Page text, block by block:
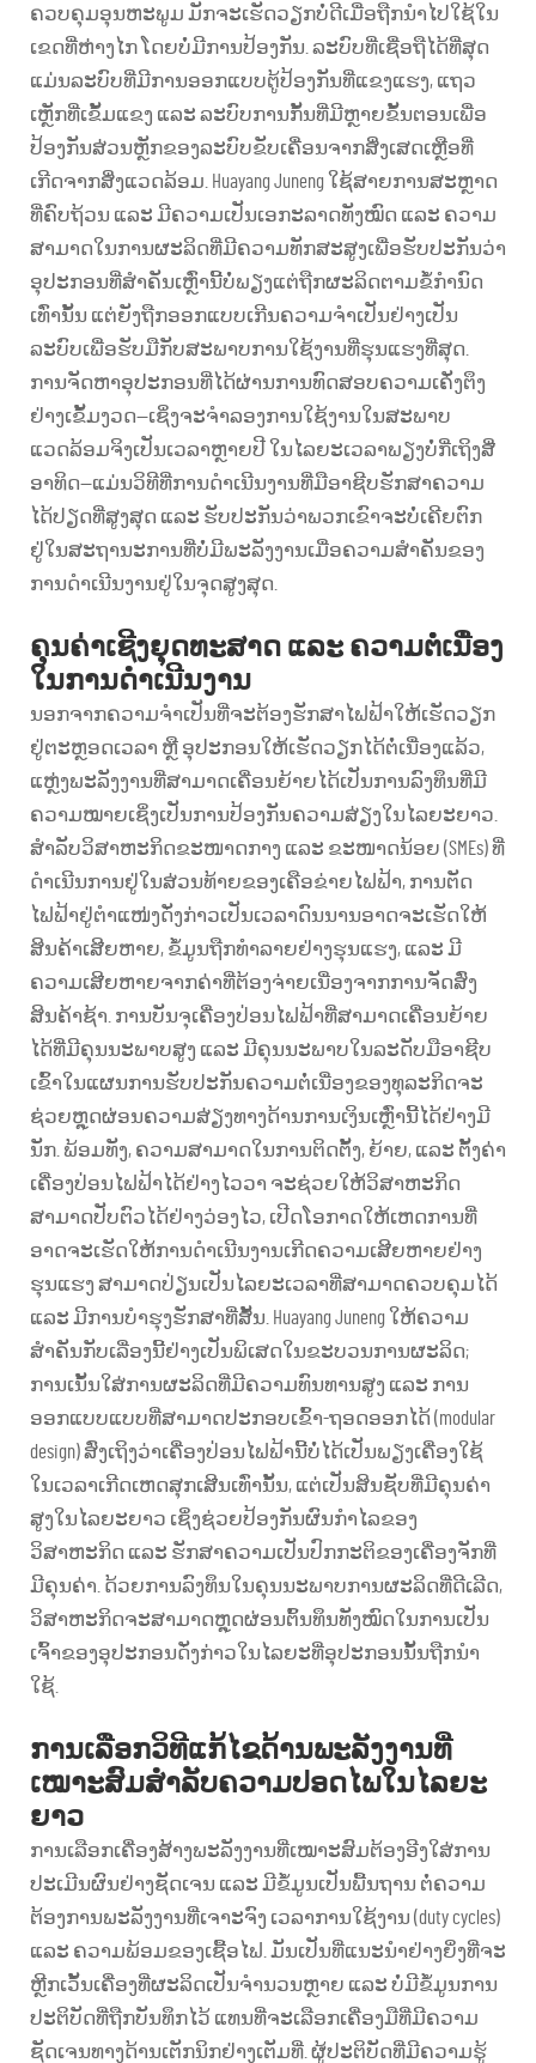
ຄວບຄຸມອຸນຫະພູມ ມັກຈະເຮັດວຽກບໍ່ດີເມື່ອຖືກນຳໄປໃຊ້ໃນ
ເຂດທີ່ຫ່າງໄກ ໂດຍບໍ່ມີການປ້ອງກັນ. ລະບົບທີ່ເຊື່ອຖືໄດ້ທີ່ສຸດ
ແມ່ນລະບົບທີ່ມີການອອກແບບຕູ້ປ້ອງກັນທີ່ແຂງແຮງ, ແຖວ
ເຫຼັກທີ່ເຂັ້ມແຂງ ແລະ ລະບົບການກັ້ນທີ່ມີຫຼາຍຂັ້ນຕອນເພື່ອ
ປ້ອງກັນສ່ວນຫຼັກຂອງລະບົບຂັບເຄື່ອນຈາກສິ່ງເສດເຫຼືອທີ່
ເກີດຈາກສິ່ງແວດລ້ອມ. Huayang Juneng ໃຊ້ສາຍການສະຫຼາດ
ທີ່ຄົບຖ້ວນ ແລະ ມີຄວາມເປັນເອກະລາດທັງໝົດ ແລະ ຄວາມ
ສາມາດໃນການຜະລິດທີ່ມີຄວາມທັກສະສູງເພື່ອຮັບປະກັນວ່າ
ອຸປະກອນທີ່ສຳຄັນເຫຼົ່ານີ້ບໍ່ພຽງແຕ່ຖືກຜະລິດຕາມຂໍ້ກຳນົດ
ເທົ່ານັ້ນ ແຕ່ຍັງຖືກອອກແບບເກີນຄວາມຈຳເປັນຢ່າງເປັນ
ລະບົບເພື່ອຮັບມືກັບສະພາບການໃຊ້ງານທີ່ຮຸນແຮງທີ່ສຸດ.
ການຈັດຫາອຸປະກອນທີ່ໄດ້ຜ່ານການທົດສອບຄວາມເຄັ່ງຕຶງ
ຢ່າງເຂັ້ມງວດ—ເຊິ່ງຈະຈຳລອງການໃຊ້ງານໃນສະພາບ
ແວດລ້ອມຈິງເປັນເວລາຫຼາຍປີ ໃນໄລຍະເວລາພຽງບໍ່ກີ່ເຖິງສີ່
ອາທິດ—ແມ່ນວິທີທີ່ການດຳເນີນງານທີ່ມືອາຊີບຮັກສາຄວາມ
ໄດ້ປຽດທີ່ສູງສຸດ ແລະ ຮັບປະກັນວ່າພວກເຂົາຈະບໍ່ເຄີຍຕົກ
ຢູ່ໃນສະຖານະການທີ່ບໍ່ມີພະລັງງານເມື່ອຄວາມສຳຄັນຂອງ
ການດຳເນີນງານຢູ່ໃນຈຸດສູງສຸດ.
ຄຸນຄ່າເຊີງຍຸດທະສາດ ແລະ ຄວາມຕໍ່ເນື່ອງ
ໃນການດຳເນີນງານ
ນອກຈາກຄວາມຈຳເປັນທີ່ຈະຕ້ອງຮັກສາໄຟຟ້າໃຫ້ເຮັດວຽກ
ຢູ່ຕະຫຼອດເວລາ ຫຼື ອຸປະກອນໃຫ້ເຮັດວຽກໄດ້ຕໍ່ເນື່ອງແລ້ວ,
ແຫຼ່ງພະລັງງານທີ່ສາມາດເຄື່ອນຍ້າຍໄດ້ເປັນການລົງທຶນທີ່ມີ
ຄວາມໝາຍເຊິ່ງເປັນການປ້ອງກັນຄວາມສ່ຽງໃນໄລຍະຍາວ.
ສຳລັບວິສາຫະກິດຂະໜາດກາງ ແລະ ຂະໜາດນ້ອຍ (SMEs) ທີ່
ດຳເນີນການຢູ່ໃນສ່ວນທ້າຍຂອງເຄືອຂ່າຍໄຟຟ້າ, ການຕັດ
ໄຟຟ້າຢູ່ຕຳແໜ່ງດັ່ງກ່າວເປັນເວລາດົນນານອາດຈະເຮັດໃຫ້
ສິນຄ້າເສີຍຫາຍ, ຂໍ້ມູນຖືກທຳລາຍຢ່າງຮຸນແຮງ, ແລະ ມີ
ຄວາມເສີຍຫາຍຈາກຄ່າທີ່ຕ້ອງຈ່າຍເນື່ອງຈາກການຈັດສົ່ງ
ສິນຄ້າຊ້າ. ການບັນຈຸເຄື່ອງປ່ອນໄຟຟ້າທີ່ສາມາດເຄື່ອນຍ້າຍ
ໄດ້ທີ່ມີຄຸນນະພາບສູງ ແລະ ມີຄຸນນະພາບໃນລະດັບມືອາຊີບ
ເຂົ້າໃນແຜນການຮັບປະກັນຄວາມຕໍ່ເນື່ອງຂອງທຸລະກິດຈະ
ຊ່ວຍຫຼຸດຜ່ອນຄວາມສ່ຽງທາງດ້ານການເງິນເຫຼົ່ານີ້ໄດ້ຢ່າງມີ
ນັກ. ພ້ອມທັງ, ຄວາມສາມາດໃນການຕິດຕັ້ງ, ຍ້າຍ, ແລະ ຕັ້ງຄ່າ
ເຄື່ອງປ່ອນໄຟຟ້າໄດ້ຢ່າງໄວວາ ຈະຊ່ວຍໃຫ້ວິສາຫະກິດ
ສາມາດປັບຕົວໄດ້ຢ່າງວ່ອງໄວ, ເປີດໂອກາດໃຫ້ເຫດການທີ່
ອາດຈະເຮັດໃຫ້ການດຳເນີນງານເກີດຄວາມເສີຍຫາຍຢ່າງ
ຮຸນແຮງ ສາມາດປ່ຽນເປັນໄລຍະເວລາທີ່ສາມາດຄວບຄຸມໄດ້
ແລະ ມີການບໍາຮຸງຮັກສາທີ່ສັ້ນ. Huayang Juneng ໃຫ້ຄວາມ
ສຳຄັນກັບເລື່ອງນີ້ຢ່າງເປັນພິເສດໃນຂະບວນການຜະລິດ;
ການເນັ້ນໃສ່ການຜະລິດທີ່ມີຄວາມທົນທານສູງ ແລະ ການ
ອອກແບບແບບທີ່ສາມາດປະກອບເຂົ້າ-ຖອດອອກໄດ້ (modular
design) ສົ່ງເຖິງວ່າເຄື່ອງປ່ອນໄຟຟ້ານີ້ບໍ່ໄດ້ເປັນພຽງເຄື່ອງໃຊ້
ໃນເວລາເກີດເຫດສຸກເສີນເທົ່ານັ້ນ, ແຕ່ເປັນສິນຊັບທີ່ມີຄຸນຄ່າ
ສູງໃນໄລຍະຍາວ ເຊິ່ງຊ່ວຍປ້ອງກັນຜົນກຳໄລຂອງ
ວິສາຫະກິດ ແລະ ຮັກສາຄວາມເປັນປົກກະຕິຂອງເຄື່ອງຈັກທີ່
ມີຄຸນຄ່າ. ດ້ວຍການລົງທຶນໃນຄຸນນະພາບການຜະລິດທີ່ດີເລີດ,
ວິສາຫະກິດຈະສາມາດຫຼຸດຜ່ອນຕົ້ນທຶນທັງໝົດໃນການເປັນ
ເຈົ້າຂອງອຸປະກອນດັ່ງກ່າວໃນໄລຍະທີ່ອຸປະກອນນັ້ນຖືກນຳ
ໃຊ້.
ການເລືອກວິທີແກ້ໄຂດ້ານພະລັງງານທີ່
ເໝາະສົມສຳລັບຄວາມປອດໄພໃນໄລຍະ
ຍາວ
ການເລືອກເຄື່ອງສ້າງພະລັງງານທີ່ເໝາະສົມຕ້ອງອີງໃສ່ການ
ປະເມີນຜົນຢ່າງຊັດເຈນ ແລະ ມີຂໍ້ມູນເປັນພື້ນຖານ ຕໍ່ຄວາມ
ຕ້ອງການພະລັງງານທີ່ເຈາະຈົງ ເວລາການໃຊ້ງານ (duty cycles)
ແລະ ຄວາມພ້ອມຂອງເຊື້ອໄຟ. ມັນເປັນທີ່ແນະນຳຢ່າງຍິ່ງທີ່ຈະ
ຫຼີກເວັ້ນເຄື່ອງທີ່ຜະລິດເປັນຈຳນວນຫຼາຍ ແລະ ບໍ່ມີຂໍ້ມູນການ
ປະຕິບັດທີ່ຖືກບັນທຶກໄວ້ ແທນທີ່ຈະເລືອກເຄື່ອງມືທີ່ມີຄວາມ
ຊັດເຈນທາງດ້ານເຕັກນິກຢ່າງເຕັມທີ່. ຜູ້ປະຕິບັດທີ່ມີຄວາມຮູ້